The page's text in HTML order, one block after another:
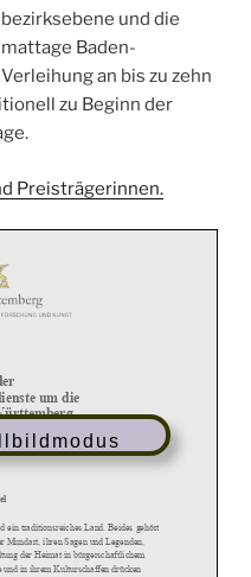
und die
Baden-
an bis zu zehn
zu Beginn der
Preisträgerinnen.